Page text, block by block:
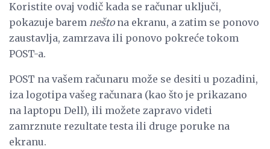
Koristite ovaj vodič kada se računar uključi,
pokazuje barem neštona ekranu, a zatim se ponovo
zaustavlja, zamrzava ili ponovo pokreće tokom
POST-a.
POST na vašem računaru može se desiti u pozadini,
iza logotipa vašeg računara (kao što je prikazano
na laptopu Dell), ili možete zapravo videti
zamrznute rezultate testa ili druge poruke na
ekranu.